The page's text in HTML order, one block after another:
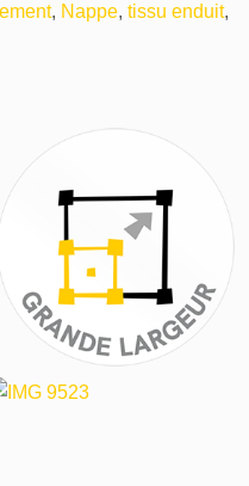
, Nappe, tissu enduit,